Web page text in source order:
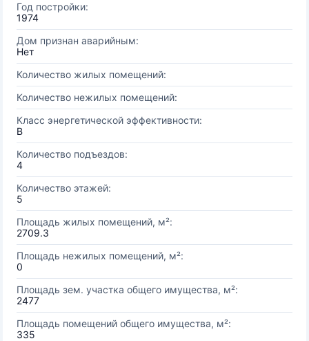
Год постройки:
1974
Дом признан аварийным:
Нет
Количество жилых помещений:
Количество нежилых помещений:
Класс энергетической эффективности:
B
Количество подъездов:
4
Количество этажей:
5
Площадь жилых помещений, м²:
2709.3
Площадь нежилых помещений, м²:
0
Площадь зем. участка общего имущества, м²:
2477
Площадь помещений общего имущества, м²:
335